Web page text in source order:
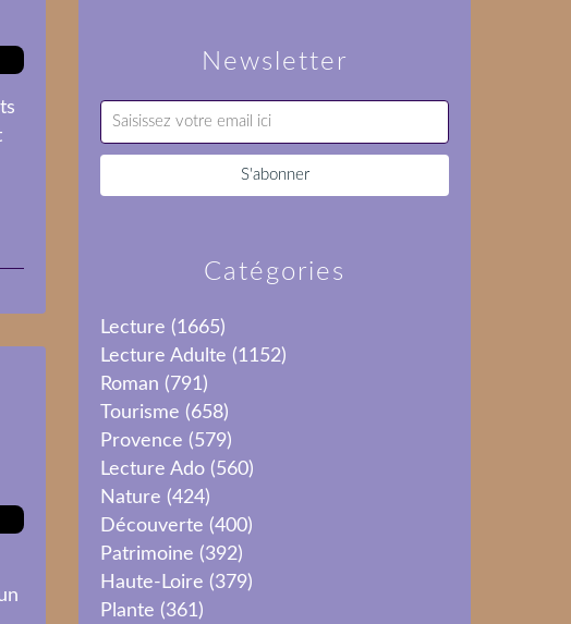
Newsletter
Catégories
Lecture (1665)
Lecture Adulte (1152)
Roman (791)
Tourisme (658)
Provence (579)
Lecture Ado (560)
Nature (424)
Découverte (400)
Patrimoine (392)
Haute-Loire (379)
Plante (361)